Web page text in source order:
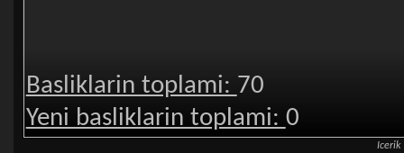
Basliklarin toplami: 70
Yeni basliklarin toplami: 0